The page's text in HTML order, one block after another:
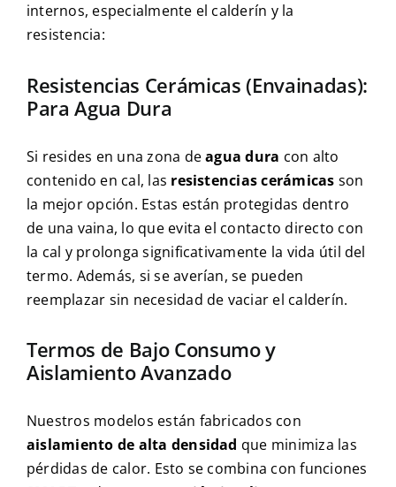
internos, especialmente el calderín y la
resistencia:
Resistencias Cerámicas (Envainadas):
Para Agua Dura
Si resides en una zona deagua dura con alto
contenido en cal, las resistencias cerámicas son
la mejor opción. Estas están protegidas dentro
de una vaina, lo que evita el contacto directo con
la cal y prolonga significativamente la vida útil del
termo. Además, si se averían, se pueden
reemplazar sin necesidad de vaciar el calderín.
Termos de Bajo Consumo y
Aislamiento Avanzado
Nuestros modelos están fabricados con
aislamiento de alta densidad que minimiza las
pérdidas de calor. Esto se combina con funciones